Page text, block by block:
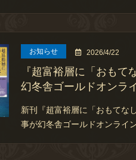
お知らせ 2026/4/22
『超富裕層に「おもて
幻冬舎ゴールドオンラ
新刊『超富裕層に「おもてな
事が幻冬舎ゴールドオンライ